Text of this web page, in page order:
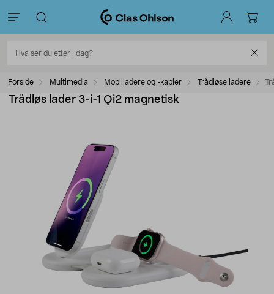
Forside Multimedia Mobilladere og -kabler Trådløse ladere
Trådløs lader 3-i-1 Qi2 magnetisk